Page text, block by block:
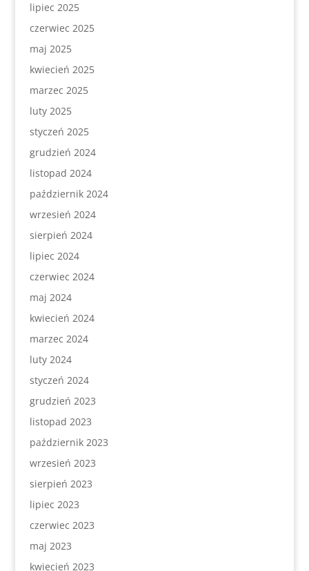
lipiec 2025
czerwiec 2025
maj 2025
kwiecień 2025
marzec 2025
luty 2025
styczeń 2025
grudzień 2024
listopad 2024
październik 2024
wrzesień 2024
sierpień 2024
lipiec 2024
czerwiec 2024
maj 2024
kwiecień 2024
marzec 2024
luty 2024
styczeń 2024
grudzień 2023
listopad 2023
październik 2023
wrzesień 2023
sierpień 2023
lipiec 2023
czerwiec 2023
maj 2023
kwiecień 2023